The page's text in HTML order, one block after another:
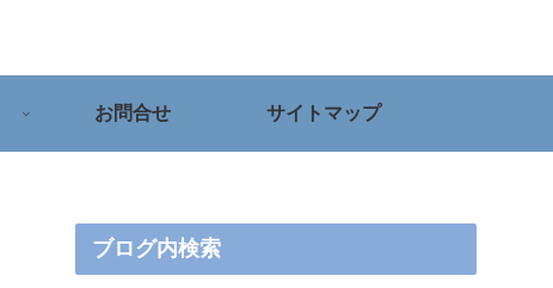
お問合せ サイトマップ
ブログ内検索